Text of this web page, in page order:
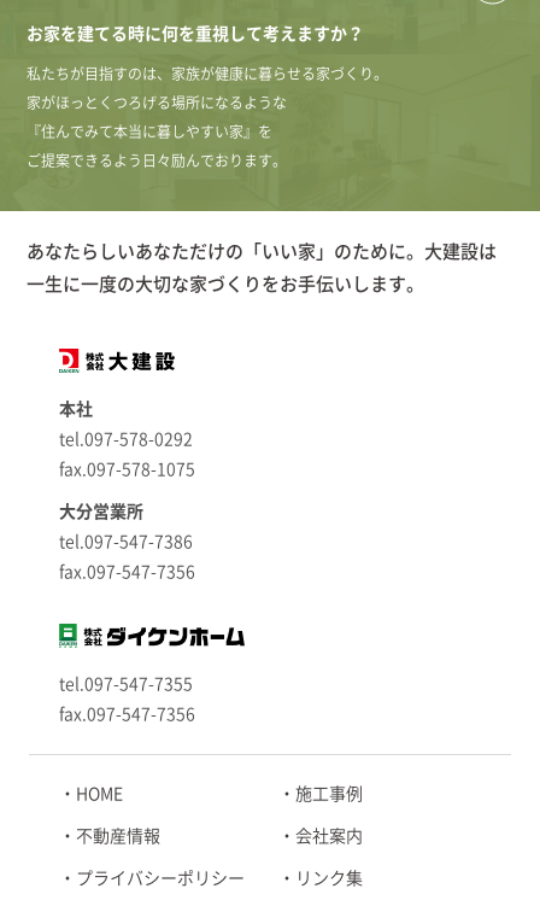
お家を建てる時に何を重視して考えますか？
私たちが目指すのは、家族が健康に暮らせる家づくり。
家がほっとくつろげる場所になるような
『住んでみて本当に暮しやすい家』を
ご提案できるよう日々励んでおります。
あなたらしいあなただけの「いい家」のために。大建設は
一生に一度の大切な家づくりをお手伝いします。
本社
tel.097-578-0292
fax.097-578-1075
大分営業所
tel.097-547-7386
fax.097-547-7356
tel.097-547-7355
fax.097-547-7356
HOME 施工事例
不動産情報 会社案内
プライバシーポリシー リンク集